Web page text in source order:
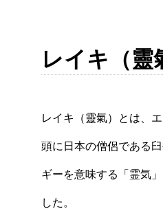
レイキ（靈
レイキ（靈氣）とは、
頭に日本の僧侶である
ギーを意味する「霊気
した。